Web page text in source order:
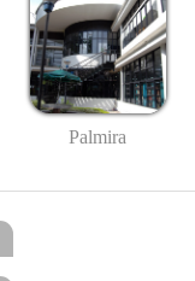
Palmira